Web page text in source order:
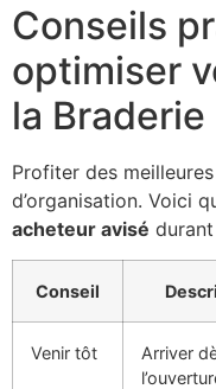
Conseils
optimiser
la Braderie
Profiter des
d’organisation. Voici
acheteur avisé
Conseil
Venir tôt
Arriver